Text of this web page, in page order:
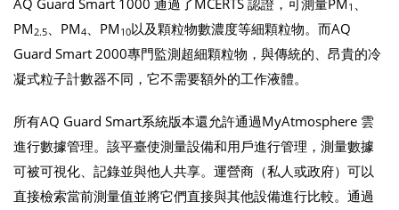
1
PM2.5 、PM4 、PM 10以及顆粒物數濃度等細顆粒物。而AQ
Guard Smart 2000專門監測超細顆粒物，與傳統的、昂貴的冷
凝式粒子計數器不同，它不需要額外的工作液體。
所有AQ Guard Smart系統版本還允許通過MyAtmosphere 雲
進行數據管理。該平臺使測量設備和用戶進行管理，測量數據
可被可視化、記錄並與他人共享。運營商（私人或政府）可以
直接檢索當前測量值並將它們直接與其他設備進行比較。通過